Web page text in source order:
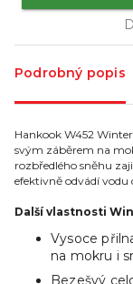
Podrobný popis
Hankook W452
svým záběrem na
rozbředlého sněhu
efektivně odvádí vodu
Další vlastnosti
Vysoce
na mokru i
Bezešvý